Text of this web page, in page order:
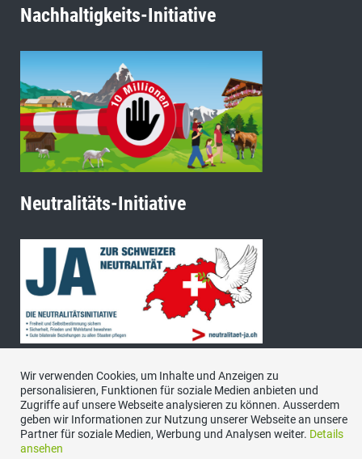
Nachhaltigkeits-Initiative
Neutralitäts-Initiative
Impressum|Datenschutzerklärung|Kontakt
Wir verwenden Cookies, um Inhalte und Anzeigen zu
personalisieren, Funktionen für soziale Medien anbieten und
Zugriffe auf unsere Webseite analysieren zu können. Ausserdem
geben wir Informationen zur Nutzung unserer Webseite an unsere
Partner für soziale Medien, Werbung und Analysen weiter. Details
ansehen